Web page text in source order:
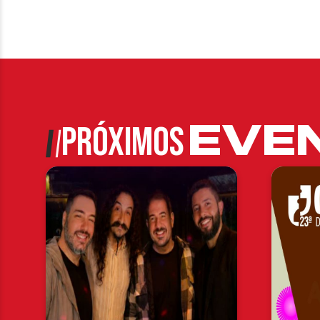
PRÓXIMOS